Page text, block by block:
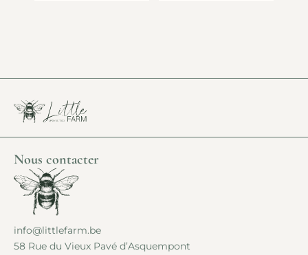
Nous contacter
info@littlefarm.be
58 Rue du Vieux Pavé d’Asquempont